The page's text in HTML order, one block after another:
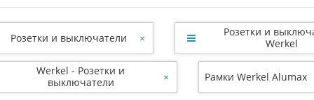
Розетки и выключатели ×
Розетки и
Werkel
Werkel - Розетки и
выключатели
× Рамки Werkel Alumax